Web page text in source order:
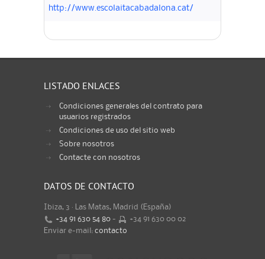
http://www.escolaitacabadalona.cat/
LISTADO ENLACES
Condiciones generales del contrato para
usuarios registrados
Condiciones de uso del sitio web
Sobre nosotros
Contacte con nosotros
DATOS DE CONTACTO
Ibiza, 3 · Las Matas, Madrid (España)
+34 91 630 54 80 -
+34 91 630 00 02
Enviar e-mail: contacto